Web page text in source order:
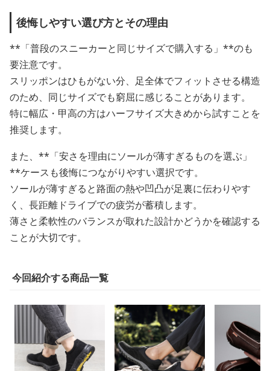
後悔しやすい選び方とその理由
**「普段のスニーカーと同じサイズで購入する」**のも
要注意です。
スリッポンはひもがない分、足全体でフィットさせる構造
のため、同じサイズでも窮屈に感じることがあります。
特に幅広・甲高の方はハーフサイズ大きめから試すことを
推奨します。
また、**「安さを理由にソールが薄すぎるものを選ぶ」
**ケースも後悔につながりやすい選択です。
ソールが薄すぎると路面の熱や凹凸が足裏に伝わりやす
く、長距離ドライブでの疲労が蓄積します。
薄さと柔軟性のバランスが取れた設計かどうかを確認する
ことが大切です。
今回紹介する商品一覧